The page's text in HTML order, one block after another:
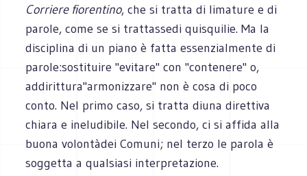
Corriere fiorentino, che si tratta di limature e di
parole, come se si trattassedi quisquilie. Ma la
disciplina di un piano è fatta essenzialmente di
parole:sostituire "evitare" con "contenere" o,
addirittura"armonizzare" non è cosa di poco
conto. Nel primo caso, si tratta diuna direttiva
chiara e ineludibile. Nel secondo, ci si affida alla
buona volontàdei Comuni; nel terzo le parola è
soggetta a qualsiasi interpretazione.